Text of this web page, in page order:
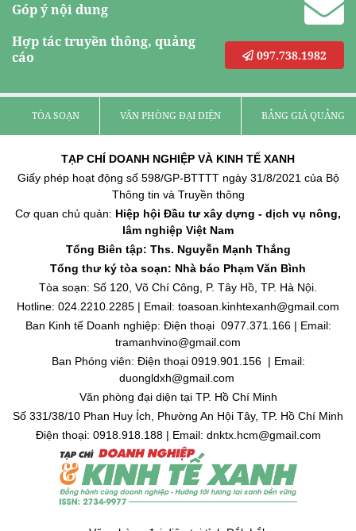
Góp ý nội dung
Hợp tác truyền thông, quảng
cáo
097.738.1982
TÒA SOẠN VĂN PHÒNG ĐẠI DIỆN BẢNG GIÁ QUẢNG
TẠP CHÍ DOANH NGHIỆP VÀ KINH TẾ XANH
Giấy phép hoạt động số 598/GP-BTTTT ngày 31/8/2021 của Bộ
Thông tin và Truyền thông
Cơ quan chủ quản: Hiệp hội Đầu tư xây dựng - dịch vụ nông,
lâm nghiệp Việt Nam
Tổng Biên tập: Ths. Nguyễn Mạnh Thắng
Tổng thư ký tòa soạn: Nhà báo Phạm Văn Bình
Tòa soạn: Số 120, Võ Chí Công, P. Tây Hồ, TP. Hà Nội.
Hotline: 024.2210.2285 | Email: toasoan.kinhtexanh@gmail.com
Ban Kinh tế Doanh nghiệp: Điện thoại 0977.371.166 | Email:
tramanhvino@gmail.com
Ban Phóng viên: Điện thoại 0919.901.156 | Email:
duongldxh@gmail.com
Văn phòng đại diện tại TP. Hồ Chí Minh
Số 331/38/10 Phan Huy Ích, Phường An Hội Tây, TP. Hồ Chí Minh
Điện thoại: 0918.918.188 | Email: dnktx.hcm@gmail.com